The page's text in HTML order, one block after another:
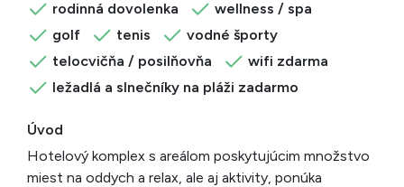
rodinná dovolenka
wellness / spa
golf
tenis
vodné športy
telocvičňa / posilňovňa
wifi zdarma
ležadlá a slnečníky na pláži zadarmo
Úvod
Hotelový komplex s areálom poskytujúcim množstvo
miest na oddych a relax, ale aj aktivity, ponúka